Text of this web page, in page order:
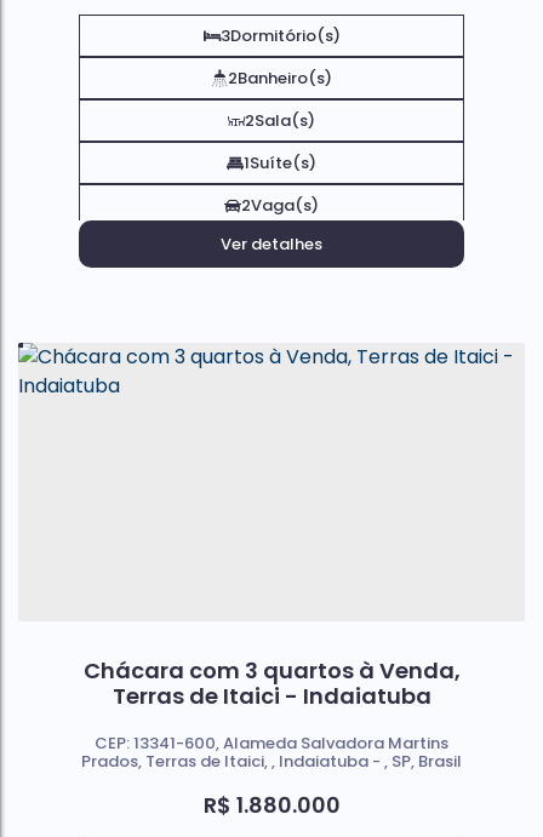
3Dormitório(s)
2Banheiro(s)
2Sala(s)
1Suíte(s)
2Vaga(s)
Ver detalhes
Chácara com 3 quartos à Venda,
Terras de Itaici - Indaiatuba
R$ 1.880.000
CEP: 13341-600,Alameda Salvadora Martins
Prados, Terras de Itaici , Indaiatuba , SP, Brasil